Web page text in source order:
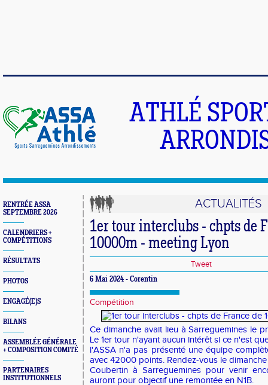
ATHLÉ
RENTRÉE ASSA
SEPTEMBRE 2026
CALENDRIERS +
COMPÉTITIONS
RÉSULTATS
PHOTOS
ENGAGÉ(E)S
BILANS
ASSEMBLÉE GÉNÉRALE
+ COMPOSITION COMITÉ
PARTENAIRES
INSTITUTIONNELS
ACTUALITÉS
1er tour interclubs - chpts de
10000m - meeting Lyon
Tweet
6 Mai 2024 - Corentin
Compétition
Ce dimanche avait lieu à Sarreguemines le
Le 1er tour n'ayant aucun intérêt si ce n'est
l'ASSA n'a pas présenté une équipe
avec 42000 points. Rendez-vous le
Coubertin à Sarreguemines pour venir
auront pour objectif une remontée en N1B.